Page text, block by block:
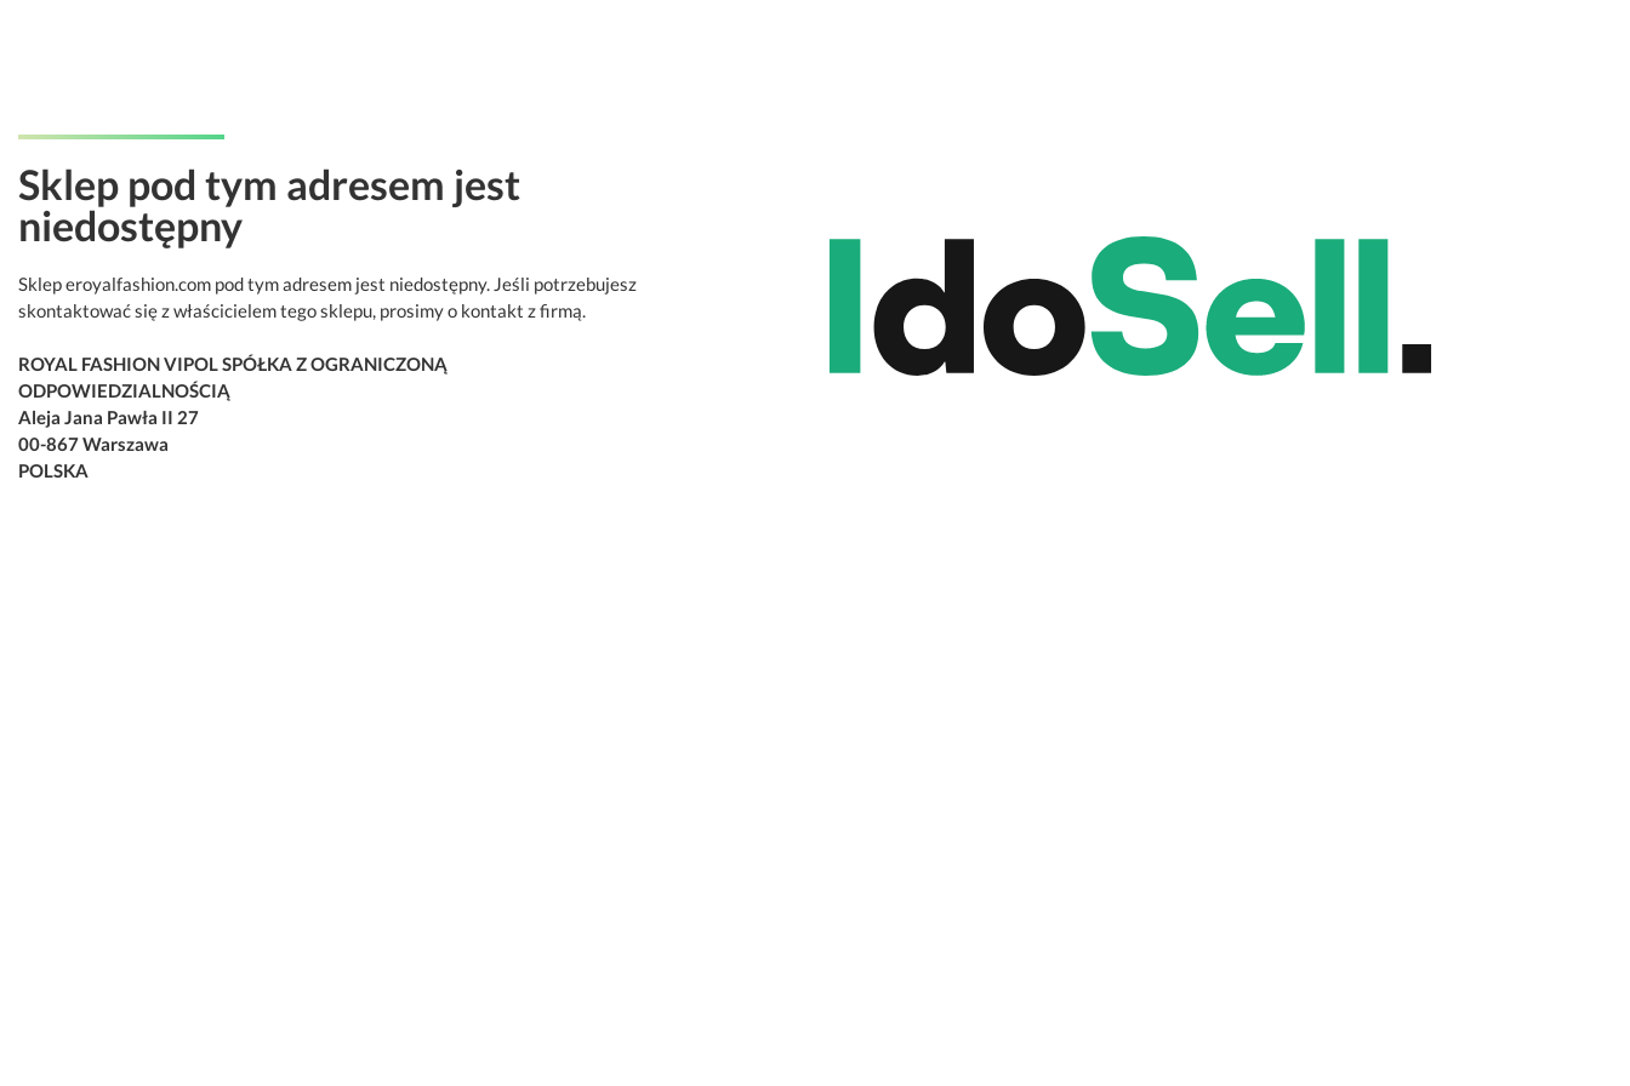
Sklep pod tym adresem jest
niedostępny
Sklep eroyalfashion.com pod tym adresem jest niedostępny. Jeśli potrzebujesz
skontaktować się z właścicielem tego sklepu, prosimy o kontakt z firmą.
ROYAL FASHION VIPOL SPÓŁKA Z OGRANICZONĄ
ODPOWIEDZIALNOŚCIĄ
Aleja Jana Pawła II 27
00-867 Warszawa
POLSKA